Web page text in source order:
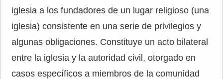
iglesia a los fundadores de un lugar religioso (una
iglesia) consistente en una serie de privilegios y
algunas obligaciones. Constituye un acto bilateral
entre la iglesia y la autoridad civil, otorgado en
casos específicos a miembros de la comunidad